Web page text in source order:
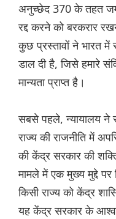
अनुच्छेद 370 के तहत
रद्द करने को बरकरार
कुछ प्रस्तावों ने भारत में
डाल दी है, जिसे हमारे
मान्यता प्राप्त है।
सबसे पहले, न्यायालय ने
राज्य की राजनीति में
की केंद्र सरकार की
मामले में एक मुख्य मुद्दे
किसी राज्य को केंद्र
यह केंद्र सरकार के